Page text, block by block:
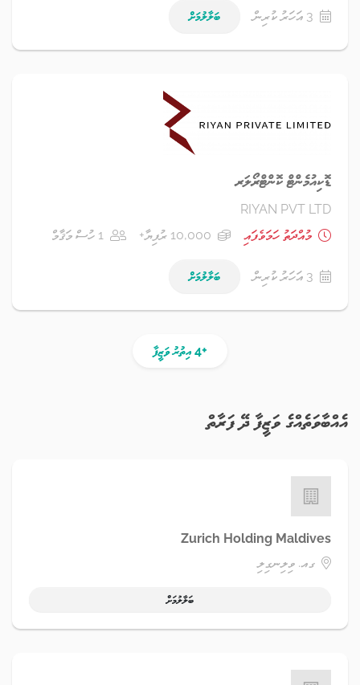
3 އަހަރު ކުރިން ބަލާލުމަށް
ޑޮކިއުމެންޓް ކޮންޓްރޯލަރ
RIYAN PVT LTD
މުއްދަތު ހަމަވެފައި
10,000 ރުފިޔާ+ 1 ހުސް މަޤާމް
3 އަހަރު ކުރިން ބަލާލުމަށް
+4 އިތުރު ވަޒީފާ
އެއްބާވަތެއްގެ ވަޒީފާ ދޭ ފަރާތް
Zurich Holding Maldives
ގއ. ވިލިނގިލި
ބަލާލުމަށް